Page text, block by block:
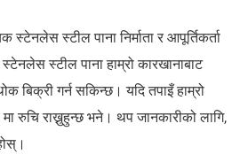
स्टेनलेस स्टील पाना निर्माता र आपूर्तिकर्ता
स्टील पाना हाम्रो कारखानाबाट
बिक्री गर्न सकिन्छ। यदि तपाइँ हाम्रो
रुचि राख्नुहुन्छ भने। थप जानकारीको लागि,